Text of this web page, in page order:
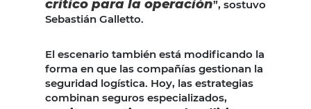
crítico para la operación”, sostuvo
Sebastián Galletto.
El escenario también está modificando la
forma en que las compañías gestionan la
seguridad logística. Hoy, las estrategias
combinan seguros especializados,